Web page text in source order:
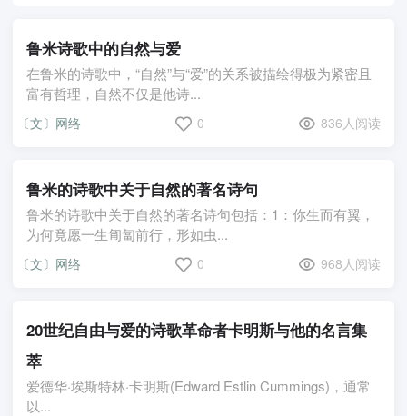
鲁米诗歌中的自然与爱
在鲁米的诗歌中，“自然”与“爱”的关系被描绘得极为紧密且
富有哲理，自然不仅是他诗...
〔文〕网络 0 836人阅读
鲁米的诗歌中关于自然的著名诗句
鲁米的诗歌中关于自然的著名诗句包括：1：你生而有翼，
为何竟愿一生匍匐前行，形如虫...
〔文〕网络 0 968人阅读
20世纪自由与爱的诗歌革命者卡明斯与他的名言集
萃
爱德华·埃斯特林·卡明斯(Edward Estlin Cummings)，通常
以...